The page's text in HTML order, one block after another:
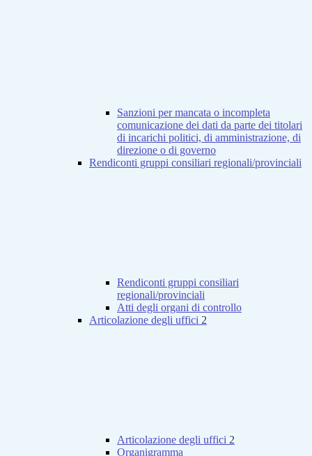
Sanzioni per mancata o incompleta
comunicazione dei dati da parte dei titolari
di incarichi politici, di amministrazione, di
direzione o di governo
Rendiconti gruppi consiliari regionali/provinciali
Rendiconti gruppi consiliari
regionali/provinciali
Atti degli organi di controllo
Articolazione degli uffici 2
Articolazione degli uffici 2
Organigramma